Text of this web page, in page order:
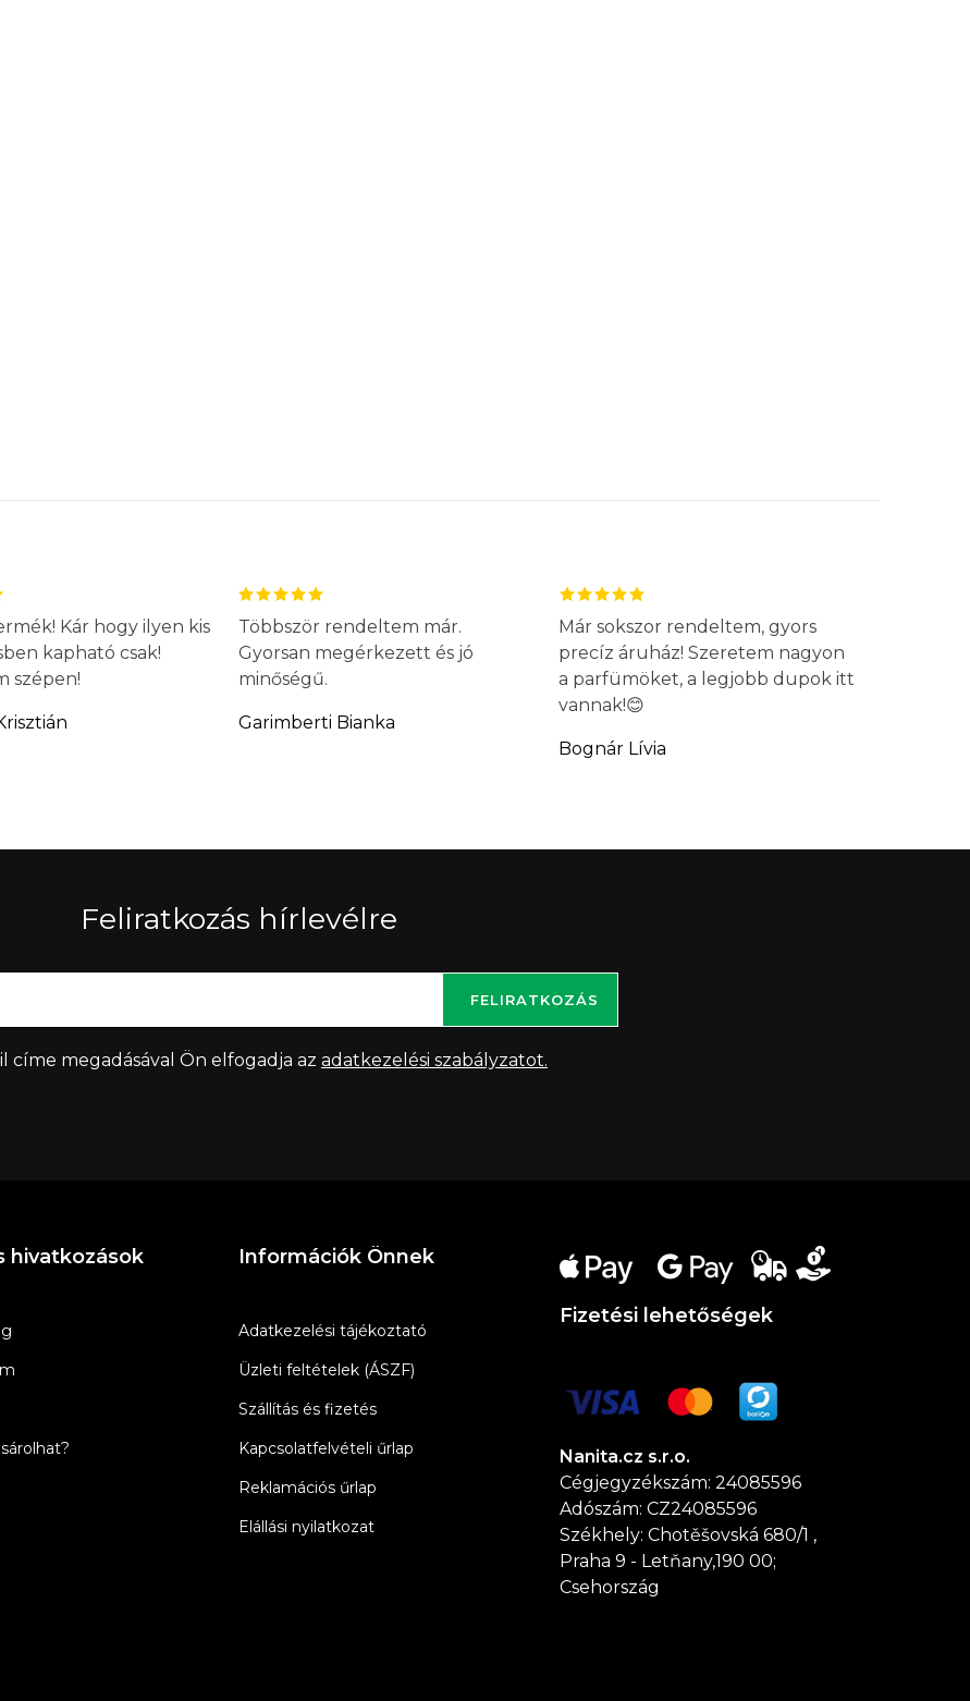
Kár hogy ilyen kis
kapható csak!
szépen!
Többször rendeltem már.
Gyorsan megérkezett és jó
minőségű.
Garimberti Bianka
Már sokszor rendeltem, gyors
precíz áruház! Szeretem nagyon
a parfümöket, a legjobb dupok itt
vannak!😊
Bognár Lívia
Feliratkozás hírlevélre
címe megadásával Ön elfogadja az adatkezelési szabályzatot.
FELIRATKOZÁS
hivatkozások Információk Önnek
Adatkezelési tájékoztató
Üzleti feltételek (ÁSZF)
Szállítás és fizetés
Kapcsolatfelvételi űrlap
Reklamációs űrlap
Elállási nyilatkozat
Fizetési lehetőségek
Nanita.cz s.r.o.
Cégjegyzékszám: 24085596
Adószám: CZ24085596
Székhely: Chotěšovská 680/1 ,
Praha 9 - Letňany,190 00;
Csehország